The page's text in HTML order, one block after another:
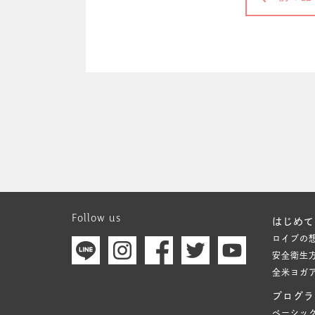
Follow us はじめ
ロイブの
安全衛生
全米ヨガ
プログラ